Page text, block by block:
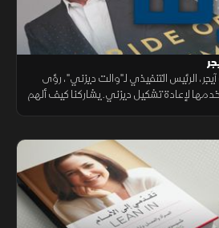
الرئيس التنفيذي لـ"والت ديزني"، رؤى
لإعادة تشكيل ديزني. يشاركنا كيف ألهم